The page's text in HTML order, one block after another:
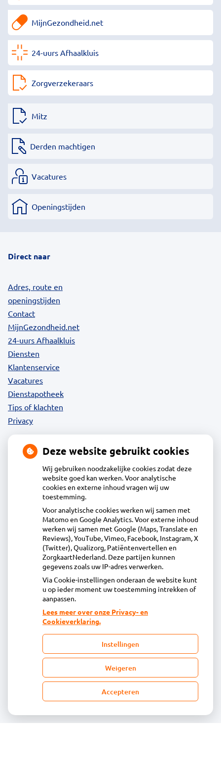
MijnGezondheid.net
24-uurs Afhaalkluis
Zorgverzekeraars
Mitz
Derden machtigen
Vacatures
Openingstijden
Direct naar
Adres, route en
openingstijden
Contact
MijnGezondheid.net
24-uurs Afhaalkluis
Diensten
Klantenservice
Vacatures
Dienstapotheek
Tips of klachten
Privacy
Acdapha Apotheek De Groene Wijzend
Plantage 29, 1695BA Blokker
0229-23 90 36
info@apotheekdegroenewijzend.nl
Inschrijven
Centrale administratie
Heeft u vragen of opmerkingen over uw
toegestuurde rekening van de apotheek?
declaratie@acdaphagroep.nl
onze
facebook
Deze website gebruikt cookies
Wij gebruiken noodzakelijke cookies zodat deze
website goed kan werken. Voor analytische
cookies en externe inhoud vragen wij uw
toestemming.
Voor analytische cookies werken wij samen met
Matomo en Google Analytics. Voor externe inhoud
werken wij samen met Google (Maps, Translate en
Reviews), YouTube, Vimeo, Facebook, Instagram, X
(Twitter), Qualizorg, Patiëntenvertellen en
ZorgkaartNederland. Deze partijen kunnen
gegevens zoals uw IP-adres verwerken.
Via Cookie-instellingen onderaan de website kunt
u op ieder moment uw toestemming intrekken of
aanpassen.
Lees meer over onze Privacy- en
Cookieverklaring.
Instellingen
Weigeren
Accepteren